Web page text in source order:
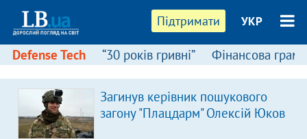
Підтримати УКР
Defense Tech “30 років гривні” Фінансова
Загинув керівник пошукового
загону "Плацдарм" Олексій Юков